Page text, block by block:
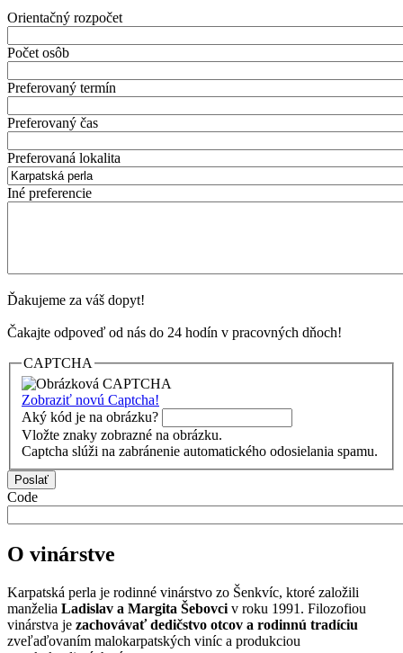
Orientačný rozpočet
Počet osôb
Preferovaný termín
Preferovaný čas
Preferovaná lokalita
Iné preferencie
Ďakujeme za váš dopyt!
Čakajte odpoveď od nás do 24 hodín v pracovných dňoch!
CAPTCHA
Zobraziť novú Captcha!
Aký kód je na obrázku?
Vložte znaky zobrazné na obrázku.
Captcha slúži na zabránenie automatického odosielania spamu.
Code
O vinárstve
Karpatská perla je rodinné vinárstvo zo Šenkvíc, ktoré založili
manželia Ladislav a Margita Šebovci v roku 1991. Filozofiou
vinárstva je zachovávať dedičstvo otcov a rodinnú tradíciu
zveľaďovaním malokarpatských viníc a produkciou